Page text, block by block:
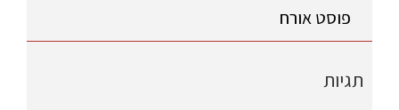
פוסט אורח
תגיות